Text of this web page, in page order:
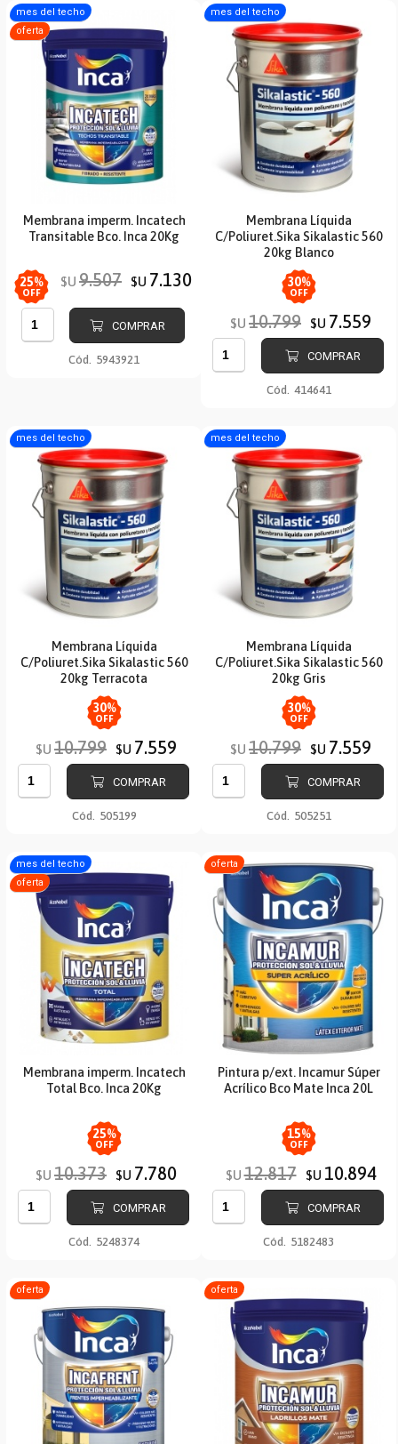
mes del techo
oferta
Membrana imperm. Incatech
Transitable Bco. Inca 20Kg
25%
OFF
$U 9.507 $U 7.130
COMPRAR
Cód. 5943921
mes del techo
Membrana Líquida
C/Poliuret.Sika Sikalastic 560
20kg Blanco
30%
OFF
$U 10.799 $U 7.559
COMPRAR
Cód. 414641
mes del techo
Membrana Líquida
C/Poliuret.Sika Sikalastic 560
20kg Terracota
30%
OFF
$U 10.799 $U 7.559
COMPRAR
Cód. 505199
mes del techo
Membrana Líquida
C/Poliuret.Sika Sikalastic 560
20kg Gris
30%
OFF
$U 10.799 $U 7.559
COMPRAR
Cód. 505251
mes del techo
oferta
Membrana imperm. Incatech
Total Bco. Inca 20Kg
25%
OFF
$U 10.373 $U 7.780
COMPRAR
Cód. 5248374
oferta
Pintura p/ext. Incamur Súper
Acrílico Bco Mate Inca 20L
15%
OFF
$U 12.817 $U 10.894
COMPRAR
Cód. 5182483
oferta oferta